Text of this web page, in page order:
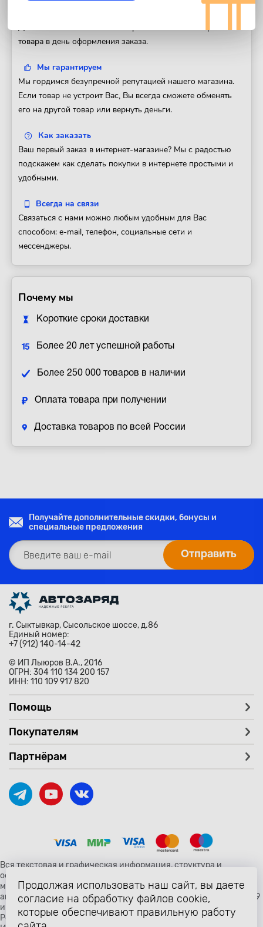
Доставим Ваш заказ в любой регион России. Отправка
товара в день оформления заказа.
Мы гарантируем
Мы гордимся безупречной репутацией нашего магазина.
Если товар не устроит Вас, Вы всегда сможете обменять
его на другой товар или вернуть деньги.
Как заказать
Ваш первый заказ в интернет-магазине? Мы с радостью
подскажем как сделать покупки в интернете простыми и
удобными.
Всегда на связи
Связаться с нами можно любым удобным для Вас
способом: e-mail, телефон, социальные сети и
мессенджеры.
Почему мы
Короткие сроки доставки
Более 20 лет успешной работы
Более 250 000 товаров в наличии
Оплата товара при получении
Доставка товаров по всей России
Получайте дополнительные скидки, бонусы и
специальные предложения
г. Сыктывкар, Сысольское шоссе, д.86
Единый номер:
+7 (912) 140-14-42
© ИП Лыюров В.А., 2016
ОГРН: 304 110 134 200 157
ИНН: 110 109 917 820
Помощь
Покупателям
Партнёрам
Вся текстовая и графическая информация, структура и
оформление страницы avtozaryad.ru защищены российскими и
международными законами и соглашениями об охране
авторских прав и интеллектуальной собственности (статьи 1259
и 1260 главы 70 «Авторское право» Гражданского Кодекса
Российской Федерации от 18 декабря 2006 года N 230-ФЗ).
Продолжая использовать наш сайт, вы даете
согласие на обработку файлов cookie,
которые обеспечивают правильную работу